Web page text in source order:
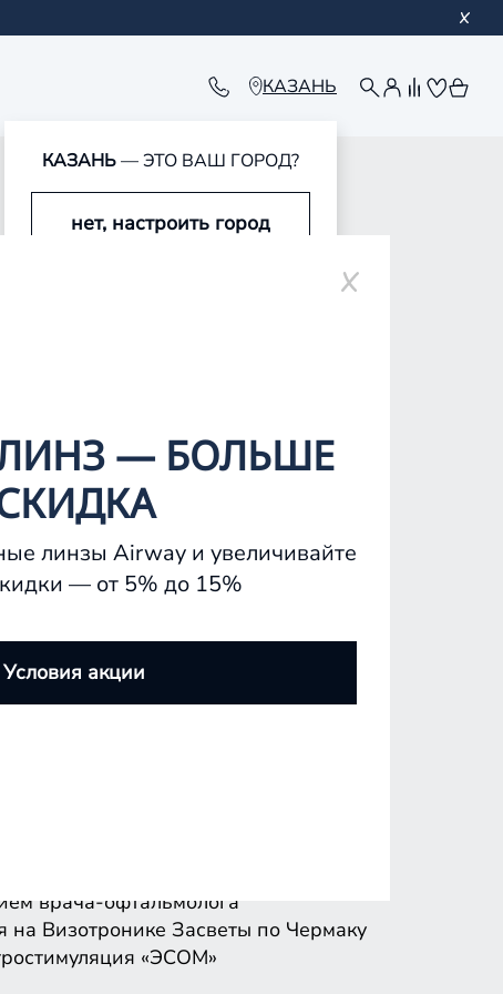
КАЗАНЬ
КАЗАНЬ— ЭТО ВАШ ГОРОД?
нет, настроить город
на Визотронике Засветы по Чермаку
«ЭСОМ»
врача-офтальмолога
на Визотронике Засветы по Чермаку
«ЭСОМ»
— БОЛЬШЕ
линзы Airway и увеличивайте
— от 5% до 15%
Условия акции